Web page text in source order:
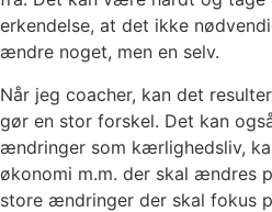
erkendelse, at det ikke
ændre noget, men en selv.
Når jeg coacher, kan det
gør en stor forskel. Det kan
ændringer som kærlighedsliv,
økonomi m.m. der skal ændres
store ændringer der skal fokus